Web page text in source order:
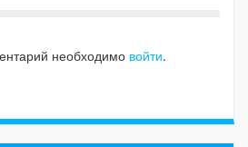
необходимо войти.